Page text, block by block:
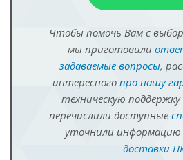
Чтобы помочь Вам с
мы приготовили
задаваемые вопросы,
интересного про нашу
техническую поддержку
перечислили доступные
уточнили информацию
доставки